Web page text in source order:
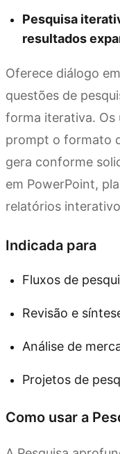
Pesquisa
resultados
Oferece diálogo
questões de
forma iterativa. Os
prompt o formato
gera conforme
em PowerPoint,
relatórios
Indicada para
Fluxos de
Revisão e
Análise de
Projetos de
Como usar a